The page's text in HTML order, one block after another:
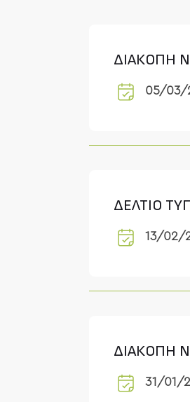
ΔΙΑΚΟΠΗ
05/03/
ΔΕΛΤΙΟ
13/02/
ΔΙΑΚΟΠΗ
31/01/